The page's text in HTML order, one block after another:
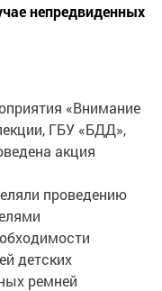
непредвиденных
«Внимание
ГБУ «БДД»,
акция
проведению
детских
ремней